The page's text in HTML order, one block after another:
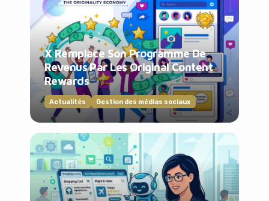
X Remplace Son Programme De
Revenus Par Les Original Content
Rewards
Actualités Gestion des médias sociaux